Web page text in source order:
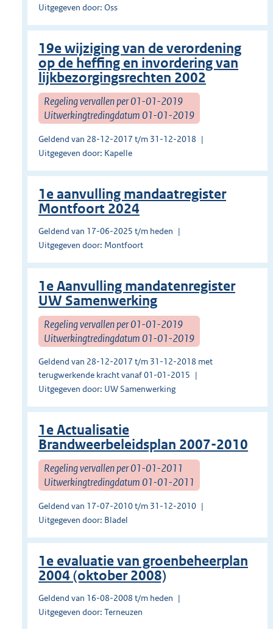
Uitgegeven door: Oss
19e wijziging van de verordening
op de heffing en invordering van
lijkbezorgingsrechten 2002
Regeling vervallen per 01-01-2019
Uitwerkingtredingdatum 01-01-2019
Geldend van 28-12-2017 t/m 31-12-2018
Uitgegeven door: Kapelle
1e aanvulling mandaatregister
Montfoort 2024
Geldend van 17-06-2025 t/m heden
Uitgegeven door: Montfoort
1e Aanvulling mandatenregister
UW Samenwerking
Regeling vervallen per 01-01-2019
Uitwerkingtredingdatum 01-01-2019
Geldend van 28-12-2017 t/m 31-12-2018 met
terugwerkende kracht vanaf 01-01-2015
Uitgegeven door: UW Samenwerking
1e Actualisatie
Brandweerbeleidsplan 2007-2010
Regeling vervallen per 01-01-2011
Uitwerkingtredingdatum 01-01-2011
Geldend van 17-07-2010 t/m 31-12-2010
Uitgegeven door: Bladel
1e evaluatie van groenbeheerplan
2004 (oktober 2008)
Geldend van 16-08-2008 t/m heden
Uitgegeven door: Terneuzen